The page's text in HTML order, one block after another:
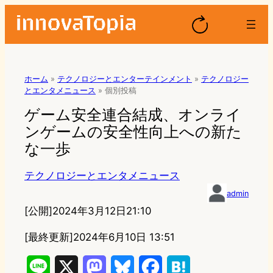
ホーム » テクノロジーとエンターテインメント » テクノロジー
とエンタメニュース » 個別投稿
ゲーム安全連合結成、オンライ
ンゲームの安全性向上への新た
な一歩
テクノロジーとエンタメニュース
admin
[公開]2024年3月12日21:10
[最終更新]2024年6月10日 13:51